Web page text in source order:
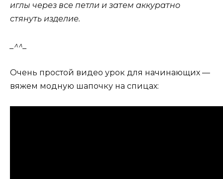
иглы через все петли и затем аккуратно
стянуть изделие.
_^^_
Очень простой видео урок для начинающих —
вяжем модную шапочку на спицах: